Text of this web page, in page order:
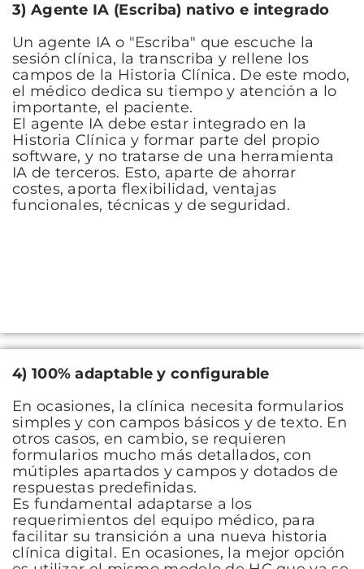
3) Agente IA (Escriba) nativo e integrado
Un agente IA o "Escriba" que escuche la
sesión clínica, la transcriba y rellene los
campos de la Historia Clínica. De este modo,
el médico dedica su tiempo y atención a lo
importante, el paciente.
El agente IA debe estar integrado en la
Historia Clínica y formar parte del propio
software, y no tratarse de una herramienta
IA de terceros. Esto, aparte de ahorrar
costes, aporta flexibilidad, ventajas
funcionales, técnicas y de seguridad.
4) 100% adaptable y configurable
En ocasiones, la clínica necesita formularios
simples y con campos básicos y de texto. En
otros casos, en cambio, se requieren
formularios mucho más detallados, con
mútiples apartados y campos y dotados de
respuestas predefinidas.
Es fundamental adaptarse a los
requerimientos del equipo médico, para
facilitar su transición a una nueva historia
clínica digital. En ocasiones, la mejor opción